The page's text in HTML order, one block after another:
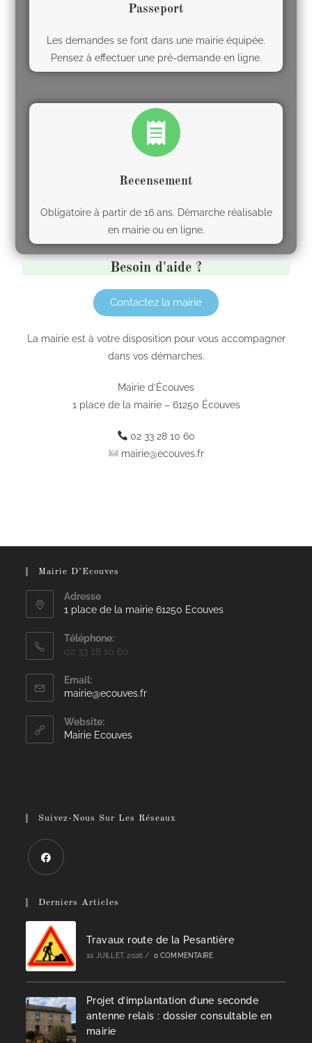
Passeport
Les demandes se font dans une mairie équipée.
Pensez à effectuer une pré-demande en ligne.
Recensement
Obligatoire à partir de 16 ans. Démarche réalisable
en mairie ou en ligne.
Besoin d'aide ?
Contactez la mairie
La mairie est à votre disposition pour vous accompagner
dans vos démarches.
Mairie d’Écouves
1 place de la mairie – 61250 Écouves
02 33 28 10 60
mairie@ecouves.fr
Mairie D’Ecouves
Adresse
1 place de la mairie 61250 Ecouves
Téléphone:
02 33 28 10 60
Email:
mairie@ecouves.fr
Website:
Mairie Ecouves
Suivez-Nous Sur Les Réseaux
Derniers Articles
Travaux route de la Pesantière
10 JUILLET, 2026 / 0 COMMENTAIRE
Projet d’implantation d’une seconde
antenne relais : dossier consultable en
mairie